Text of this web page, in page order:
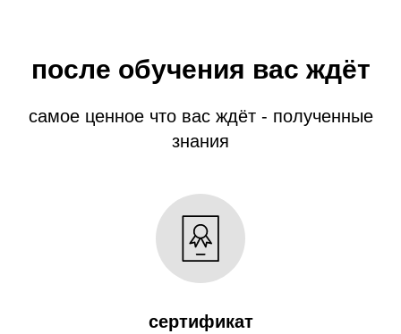
после обучения вас ждёт
самое ценное что вас ждёт - полученные
знания
сертификат